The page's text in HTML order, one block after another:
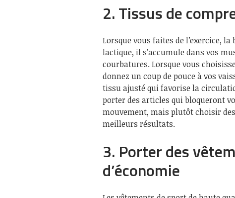
2. Tissus de
Lorsque vous faites de l’exercice,
lactique, il s’accumule dans vos
courbatures. Lorsque vous
donnez un coup de pouce à vos
tissu ajusté qui favorise la
porter des articles qui bloqueront
mouvement, mais plutôt choisir
meilleurs résultats.
3. Porter des
d’économie